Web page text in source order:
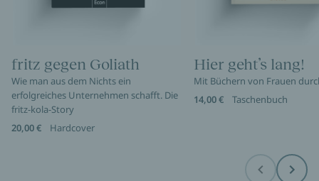
fritz gegen Goliath
Wie man aus dem Nichts ein
erfolgreiches Unternehmen schafft. Die
fritz-kola-Story
20,00 €
Hardcover
Hier geht’s lang!
Mit Büchern von Frauen
14,00 €
Taschenbuch
Before Next